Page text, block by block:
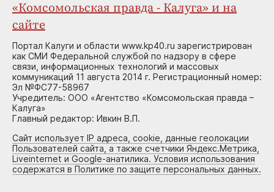
«Комсомольская правда - Калуга» и на
сайте
Портал Калуги и области www.kp40.ru зарегистрирован
как СМИ Федеральной службой по надзору в сфере
связи, информационных технологий и массовых
коммуникаций 11 августа 2014 г. Регистрационный номер:
Эл №ФС77-58967
Учредитель: ООО «Агентство «Комсомольская правда –
Калуга»
Главный редактор: Ивкин В.П.
Сайт использует IP адреса, cookie, данные геолокации
Пользователей сайта, а также счетчики Яндекс.Метрика,
Liveinternet и Google-анатилика. Условия использования
содержатся в Политике по защите персональных данных.